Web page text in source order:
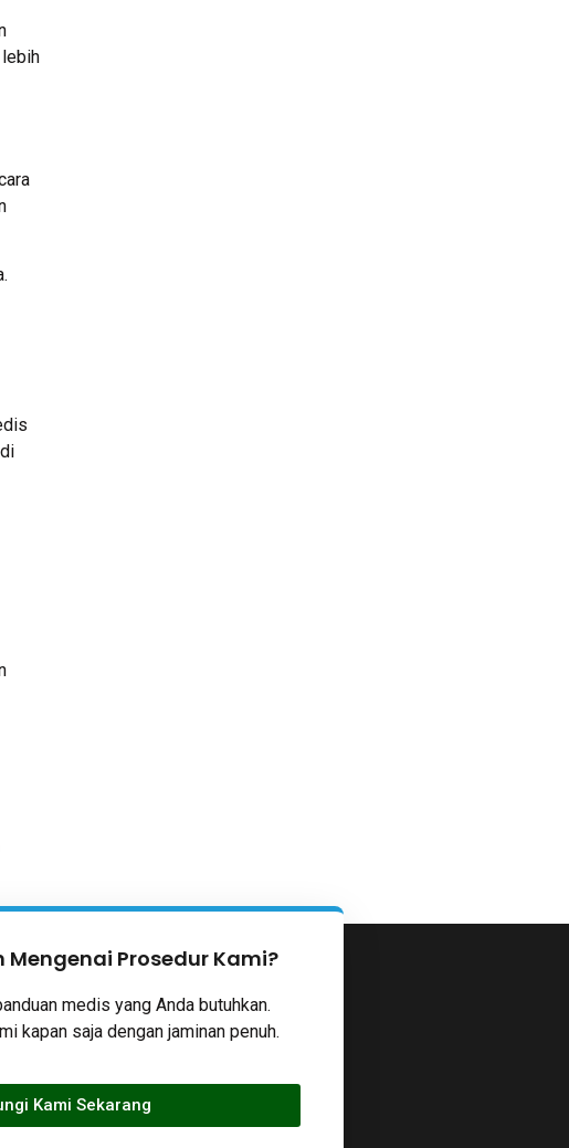
Prosedur Kami?
medis yang Anda butuhkan.
kapan saja dengan jaminan penuh.
Kami Sekarang